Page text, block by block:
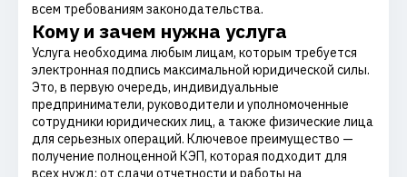
всем требованиям законодательства.
Кому и зачем нужна услуга
Услуга необходима любым лицам, которым требуется
электронная подпись максимальной юридической силы.
Это, в первую очередь, индивидуальные
предприниматели, руководители и уполномоченные
сотрудники юридических лиц, а также физические лица
для серьезных операций. Ключевое преимущество —
получение полноценной КЭП, которая подходит для
всех нужд: от сдачи отчетности и работы на